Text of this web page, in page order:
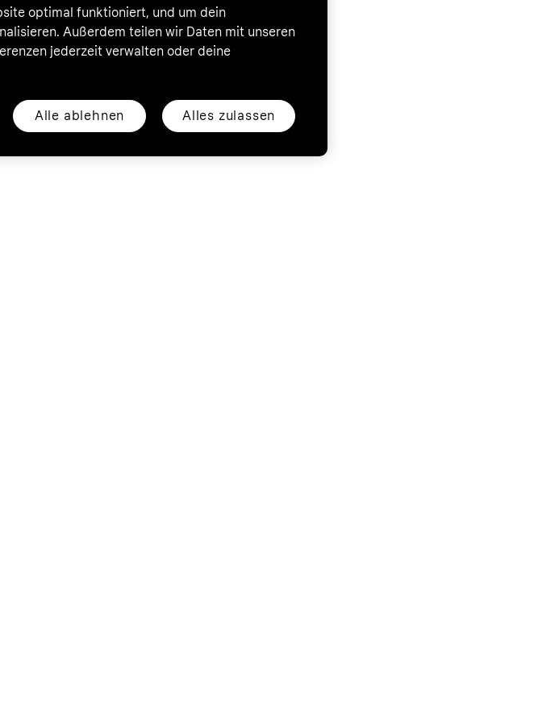
optimal funktioniert, und um dein
Außerdem teilen wir Daten mit unseren
jederzeit verwalten oder deine
Alle ablehnen Alles zulassen